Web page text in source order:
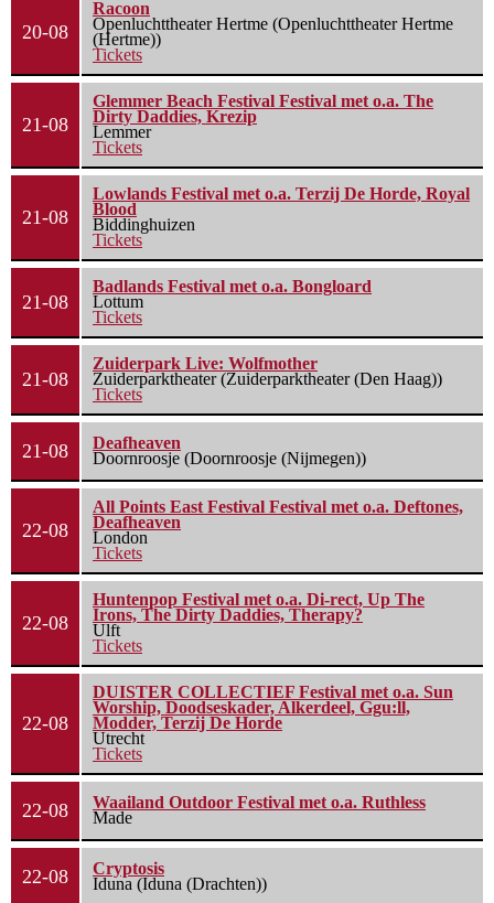
20-08
Racoon
Openluchttheater Hertme (Openluchttheater Hertme
(Hertme))
Tickets
21-08
Glemmer Beach Festival Festival met o.a. The
Dirty Daddies, Krezip
Lemmer
Tickets
21-08
Lowlands Festival met o.a. Terzij De Horde, Royal
Blood
Biddinghuizen
Tickets
21-08
Badlands Festival met o.a. Bongloard
Lottum
Tickets
21-08
Zuiderpark Live: Wolfmother
Zuiderparktheater (Zuiderparktheater (Den Haag))
Tickets
21-08
Deafheaven
Doornroosje (Doornroosje (Nijmegen))
22-08
All Points East Festival Festival met o.a. Deftones,
Deafheaven
London
Tickets
22-08
Huntenpop Festival met o.a. Di-rect, Up The
Irons, The Dirty Daddies, Therapy?
Ulft
Tickets
22-08
DUISTER COLLECTIEF Festival met o.a. Sun
Worship, Doodseskader, Alkerdeel, Ggu:ll,
Modder, Terzij De Horde
Utrecht
Tickets
22-08
Waailand Outdoor Festival met o.a. Ruthless
Made
22-08
Cryptosis
Iduna (Iduna (Drachten))